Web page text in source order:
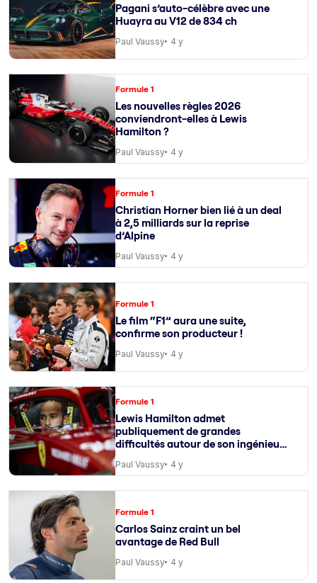
Pagani s’auto-célèbre avec une
Huayra au V12 de 834 ch
Paul Vaussy 4 y
Formule 1
Les nouvelles règles 2026
conviendront-elles à Lewis
Hamilton ?
Paul Vaussy 4 y
Formule 1
Christian Horner bien lié à un deal
à 2,5 milliards sur la reprise
d’Alpine
Paul Vaussy 4 y
Formule 1
Le film “F1” aura une suite,
confirme son producteur !
Paul Vaussy 4 y
Formule 1
Lewis Hamilton admet
publiquement de grandes
difficultés autour de son ingénieur
Paul Vaussy 4 y
Formule 1
Carlos Sainz craint un bel
avantage de Red Bull
Paul Vaussy 4 y